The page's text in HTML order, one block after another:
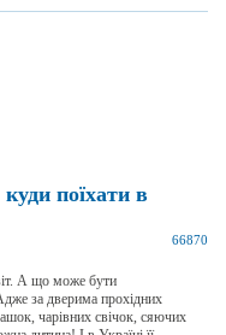
куди поїхати в
66870
А що може бути
за дверима прохідних
чарівних свічок, сяючих